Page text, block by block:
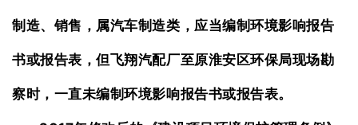
制造、销售，属汽车制造类，应当编制环境影响报告
书或报告表，但飞翔汽配厂至原淮安区环保局现场勘
察时，一直未编制环境影响报告书或报告表。